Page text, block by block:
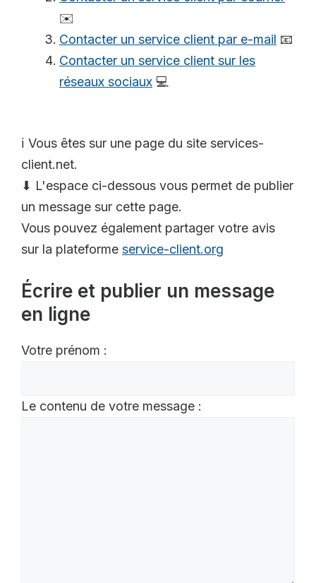
✉️
Contacter un service client par e-mail 📧
Contacter un service client sur les
réseaux sociaux 💻
ℹ️ Vous êtes sur une page du site services-
client.net.
⬇ L'espace ci-dessous vous permet de publier
un message sur cette page.
Vous pouvez également partager votre avis
sur la plateforme service-client.org
Écrire et publier un message
en ligne
Votre prénom :
Le contenu de votre message :